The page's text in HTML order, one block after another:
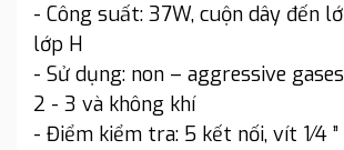
- Công suất: 37W, cuộn dây đến
lớp H
- Sử dụng: non – aggressive
2 - 3 và không khí
- Điểm kiểm tra: 5 kết nối, vít 1⁄4 ”